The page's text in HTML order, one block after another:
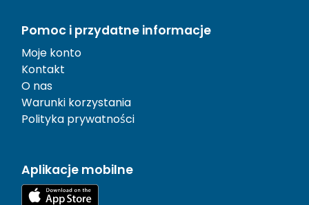
Pomoc i przydatne informacje
Moje konto
Kontakt
O nas
Warunki korzystania
Polityka prywatności
Aplikacje mobilne